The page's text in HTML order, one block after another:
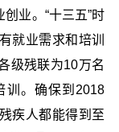
业。“十三五”时
就业需求和培训
级残联为10万名
训。确保到2018
疾人都能得到至